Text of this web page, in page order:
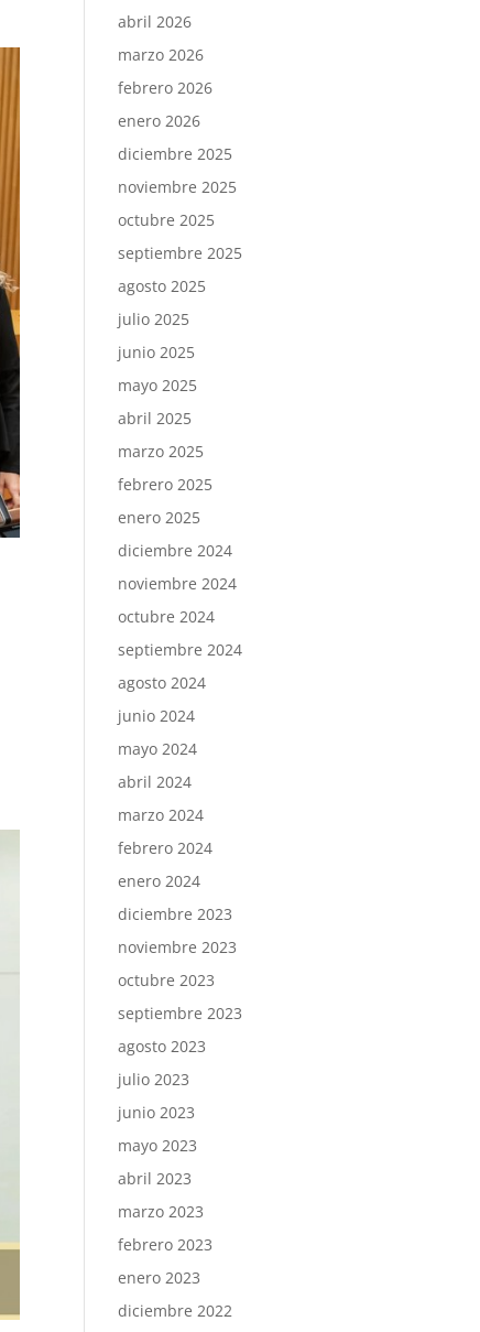
abril 2026
marzo 2026
febrero 2026
enero 2026
diciembre 2025
noviembre 2025
octubre 2025
septiembre 2025
agosto 2025
julio 2025
junio 2025
mayo 2025
abril 2025
marzo 2025
febrero 2025
enero 2025
diciembre 2024
noviembre 2024
octubre 2024
septiembre 2024
agosto 2024
junio 2024
mayo 2024
abril 2024
marzo 2024
febrero 2024
enero 2024
diciembre 2023
noviembre 2023
octubre 2023
septiembre 2023
agosto 2023
julio 2023
junio 2023
mayo 2023
abril 2023
marzo 2023
febrero 2023
enero 2023
diciembre 2022